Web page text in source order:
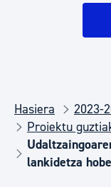
Hasiera
2023-
Proiektu
lankidetza